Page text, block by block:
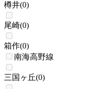
樽井(0)
尾崎(0)
箱作(0)
南海高野線
三国ヶ丘(0)